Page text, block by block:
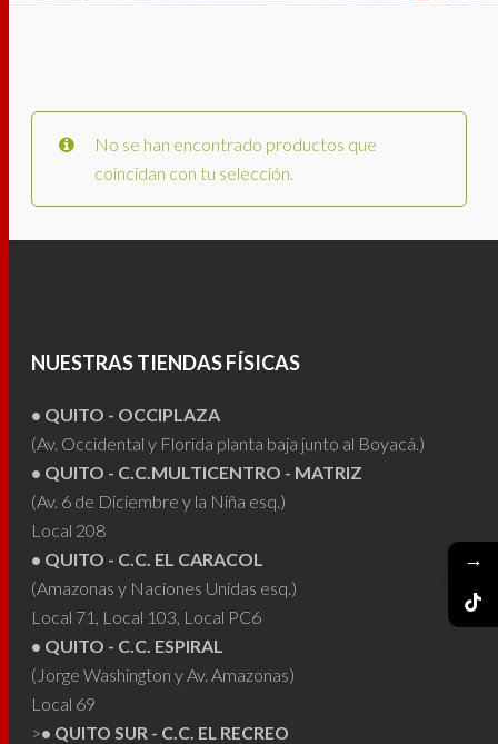
No se han encontrado productos que
coincidan con tu selección.
NUESTRAS TIENDAS FÍSICAS
• QUITO - OCCIPLAZA
(Av. Occidental y Florida planta baja junto al Boyacá.)
• QUITO - C.C.MULTICENTRO - MATRIZ
(Av. 6 de Diciembre y la Niña esq.)
Local 208
• QUITO - C.C. EL CARACOL
(Amazonas y Naciones Unidas esq.)
Local 71, Local 103, Local PC6
• QUITO - C.C. ESPIRAL
(Jorge Washington y Av. Amazonas)
Local 69
>• QUITO SUR - C.C. EL RECREO
→